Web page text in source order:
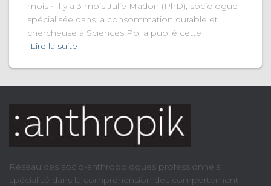
mois • Il y a 3 mois Julie Madon (PhD), sociologue
spécialisée dans la consommation durable et
chercheuse à Sciences Po, a publié cette
Lire la suite
Réseau des socio-anthropologues professionnels
spécialisé dans la compréhension des comportement